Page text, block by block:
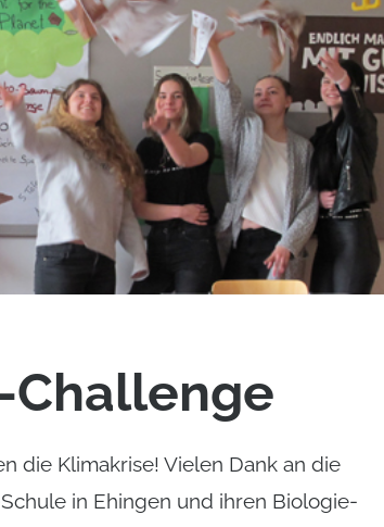
Challenge
die Klimakrise! Vielen Dank an die
in Ehingen und ihren Biologie-